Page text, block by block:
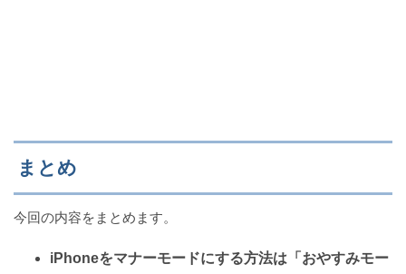
まとめ
今回の内容をまとめます。
iPhoneをマナーモードにする方法は「おやすみモー